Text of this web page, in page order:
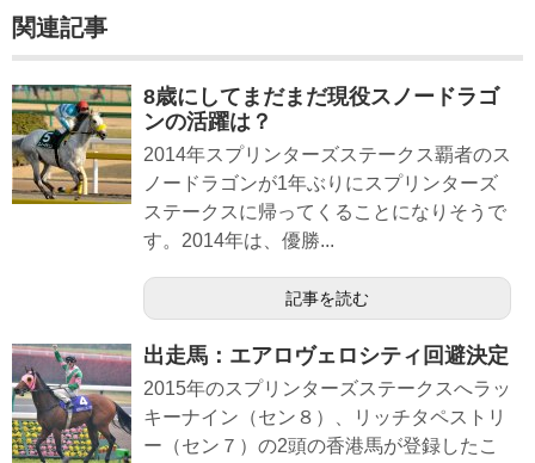
関連記事
8歳にしてまだまだ現役スノードラゴ
ンの活躍は？
2014年スプリンターズステークス覇者のス
ノードラゴンが1年ぶりにスプリンターズ
ステークスに帰ってくることになりそうで
す。2014年は、優勝...
記事を読む
出走馬：エアロヴェロシティ回避決定
2015年のスプリンターズステークスへラッ
キーナイン（セン８）、リッチタペストリ
ー（セン７）の2頭の香港馬が登録したこ